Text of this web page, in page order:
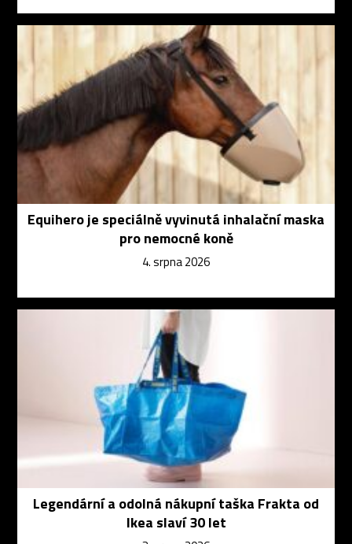
Equihero je speciálně vyvinutá inhalační maska
pro nemocné koně
4. srpna 2026
Legendární a odolná nákupní taška Frakta od
Ikea slaví 30 let